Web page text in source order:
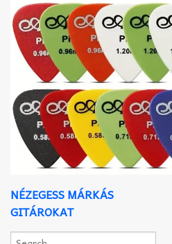
NÉZEGESS MÁRKÁS
GITÁROKAT